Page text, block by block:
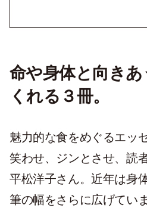
命や身体と向き
くれる３冊。
魅力的な食をめぐるエッ
笑わせ、ジンとさせ、読
平松洋子さん。近年は身
筆の幅をさらに広げてい